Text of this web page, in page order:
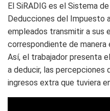
El SiRADIG es el Sistema
Deducciones del Impuesto
empleados transmitir a sus
correspondiente de
Así, el trabajador presenta
a deducir, las percepciones
ingresos extra que tuviera